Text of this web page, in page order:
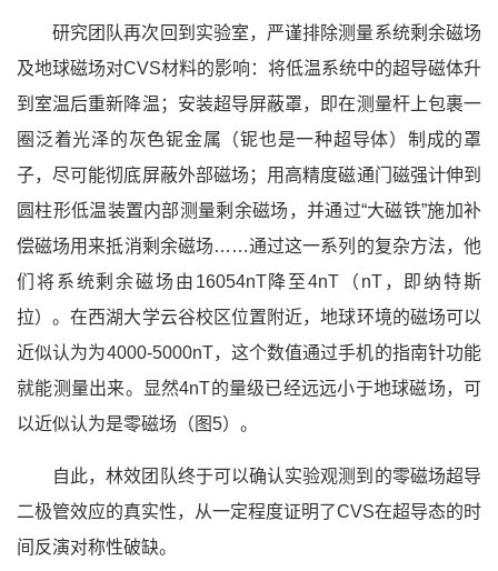
研究团队再次回到实验室，严谨排除测量系统剩余磁场
及地球磁场对CVS材料的影响：将低温系统中的超导磁体升
到室温后重新降温；安装超导屏蔽罩，即在测量杆上包裹一
圈泛着光泽的灰色铌金属（铌也是一种超导体）制成的罩
子，尽可能彻底屏蔽外部磁场；用高精度磁通门磁强计伸到
圆柱形低温装置内部测量剩余磁场，并通过“大磁铁”施加补
偿磁场用来抵消剩余磁场……通过这一系列的复杂方法，他
们将系统剩余磁场由16054nT降至4nT（nT，即纳特斯
拉）。在西湖大学云谷校区位置附近，地球环境的磁场可以
近似认为为4000-5000nT，这个数值通过手机的指南针功能
就能测量出来。显然4nT的量级已经远远小于地球磁场，可
以近似认为是零磁场（图5）。
自此，林效团队终于可以确认实验观测到的零磁场超导
二极管效应的真实性，从一定程度证明了CVS在超导态的时
间反演对称性破缺。